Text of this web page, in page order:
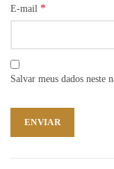
E-mail *
Salvar meus dados neste